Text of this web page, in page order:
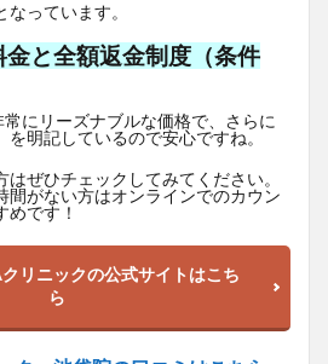
っています。
金と全額返金制度（条件
にリーズナブルな価格で、さらに
明記しているので安心ですね。
ぜひチェックしてみてください。
間がない方はオンラインでのカウン
めです！
リニックの公式サイトはこち
ら